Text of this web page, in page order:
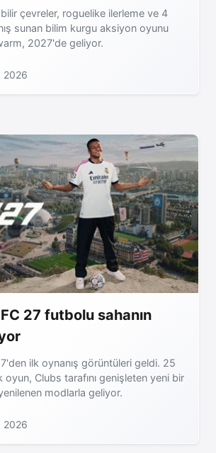
çevreler, roguelike ilerleme ve 4
sunan bilim kurgu aksiyon oyunu
2027'de geliyor.
2026
27 futbolu sahanın
ilk oynanış görüntüleri geldi. 25
oyun, Clubs tarafını genişleten yeni bir
modlarla geliyor.
2026